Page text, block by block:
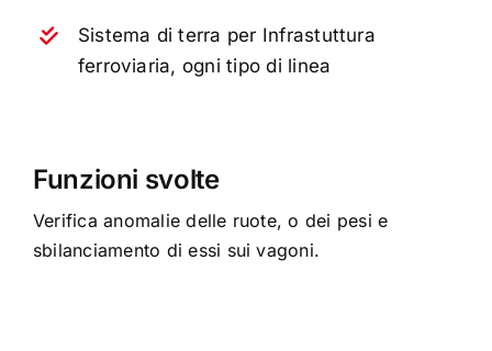
Sistema di terra per Infrastuttura
ferroviaria, ogni tipo di linea
Funzioni svolte
Verifica anomalie delle ruote, o dei pesi e
sbilanciamento di essi sui vagoni.